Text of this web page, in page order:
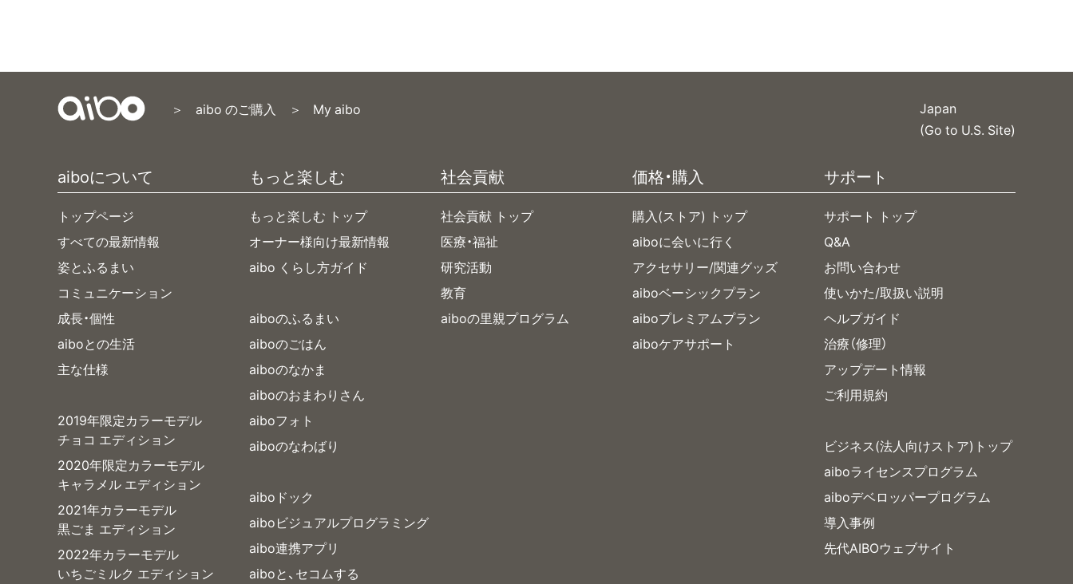
aibo のご購入 My aibo
Japan
(Go to U.S. Site)
aiboについて
トップページ
すべての最新情報
姿とふるまい
コミュニケーション
成長・個性
aiboとの生活
主な仕様
2019年限定カラーモデル
チョコ エディション
2020年限定カラーモデル
キャラメル エディション
2021年カラーモデル
黒ごま エディション
2022年カラーモデル
いちごミルク エディション
もっと楽しむ
もっと楽しむ トップ
オーナー様向け最新情報
aibo くらし方ガイド
aiboのふるまい
aiboのごはん
aiboのなかま
aiboのおまわりさん
aiboフォト
aiboのなわばり
aiboドック
aiboビジュアルプログラミング
aibo連携アプリ
aiboと、セコムする
社会貢献
社会貢献 トップ
医療・福祉
研究活動
教育
aiboの里親プログラム
価格・購入
購入(ストア) トップ
aiboに会いに行く
アクセサリー/関連グッズ
aiboベーシックプラン
aiboプレミアムプラン
aiboケアサポート
サポート
サポート トップ
Q&A
お問い合わせ
使いかた/取扱い説明
ヘルプガイド
治療（修理）
アップデート情報
ご利用規約
ビジネス(法人向けストア)トップ
aiboライセンスプログラム
aiboデベロッパープログラム
導入事例
先代AIBOウェブサイト